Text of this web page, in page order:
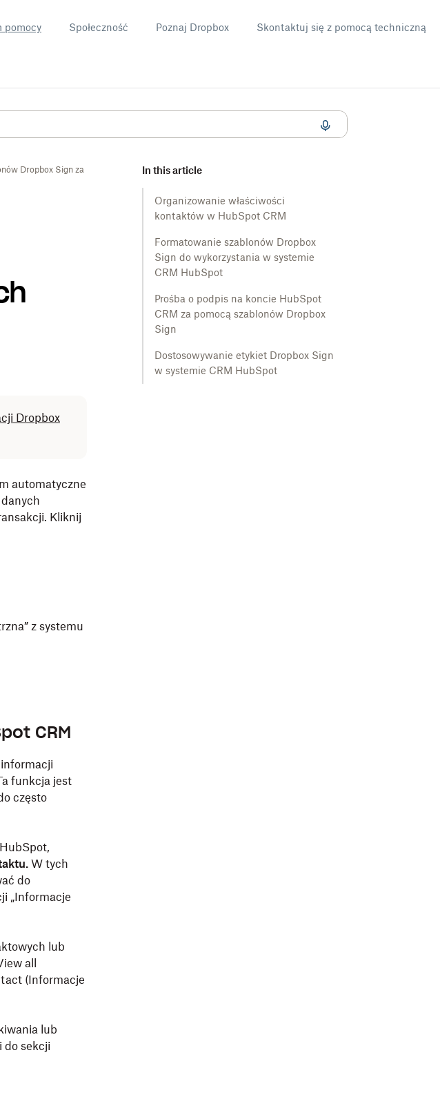
pomocy Społeczność Poznaj Dropbox Skontaktuj się z pomocą techniczną
Dropbox Sign za pomocą danych kontaktowych z systemu CRM HubSpot
In this article
Organizowanie właściwości
kontaktów w HubSpot CRM
Formatowanie szablonów Dropbox
Sign do wykorzystania w systemie
CRM HubSpot
Prośba o podpis na koncie HubSpot
CRM za pomocą szablonów Dropbox
Sign
Dostosowywanie etykiet Dropbox Sign
w systemie CRM HubSpot
Dropbox
automatyczne
Kliknij
z systemu
CRM
funkcja jest
często
W tych
do
„Informacje
lub
all
(Informacje
lub
do sekcji